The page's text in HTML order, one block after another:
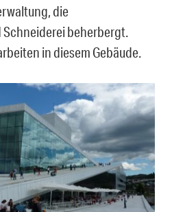
die
beherbergt.
in diesem Gebäude.